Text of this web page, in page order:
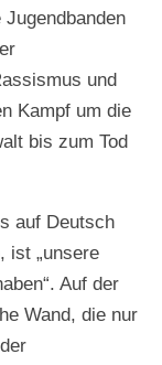
und
Kampf um die
bis zum Tod
auf Deutsch
ist „unsere
Auf der
Wand, die nur